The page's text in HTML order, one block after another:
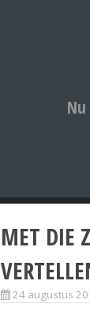
MET DIE
24 augustus